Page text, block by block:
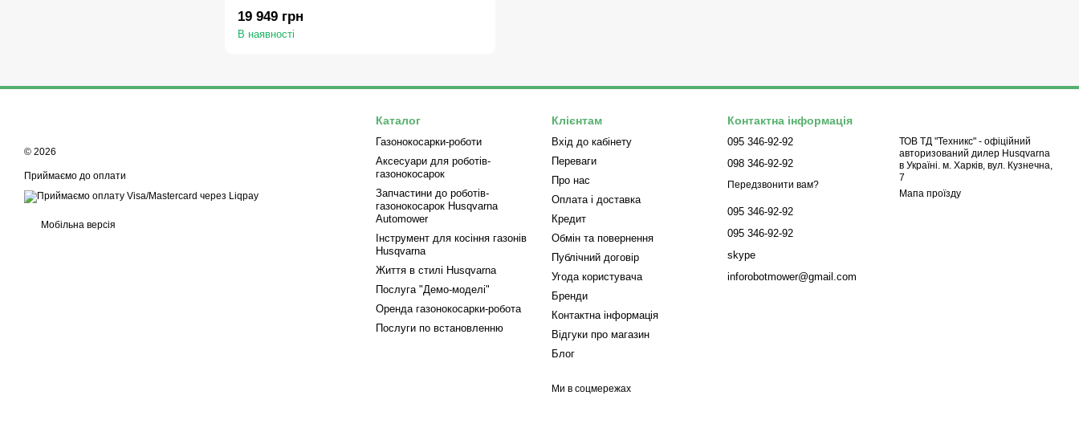
19 949 грн
В наявності
© 2026
Приймаємо до оплати
Мобільна версія
Каталог
Газонокосарки-роботи
Аксесуари для роботів-
газонокосарок
Запчастини до роботів-
газонокосарок Husqvarna
Automower
Інструмент для косіння газонів
Husqvarna
Життя в стилі Husqvarna
Послуга "Демо-моделі"
Оренда газонокосарки-робота
Послуги по встановленню
Клієнтам
Вхід до кабінету
Переваги
Про нас
Оплата і доставка
Кредит
Обмін та повернення
Публічний договір
Угода користувача
Бренди
Контактна інформація
Відгуки про магазин
Блог
Ми в соцмережах
Контактна інформація
095 346-92-92
098 346-92-92
Передзвонити вам?
095 346-92-92
095 346-92-92
skype
inforobotmower@gmail.com
ТОВ ТД "Техникс" - офіційний
авторизований дилер Husqvarna
в Україні. м. Харків, вул. Кузнечна,
7
Мапа проїзду